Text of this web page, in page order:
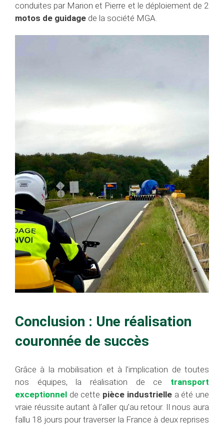
conduites par Marion et Pierre et le déploiement de 2
motos de guidage de la société MGA.
Conclusion : Une réalisation
couronnée de succès
Grâce à la mobilisation et à l’implication de toutes
nos équipes, la réalisation de ce transport
exceptionnel de cette pièce industriellea été une
vraie réussite autant à l’aller qu’au retour. Il nous aura
fallu 18 jours pour traverser la France à deux reprises